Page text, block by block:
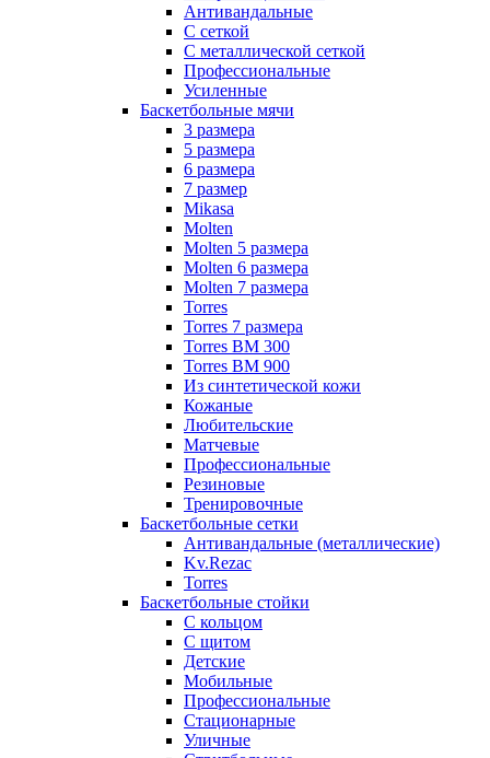
Антивандальные
С сеткой
С металлической сеткой
Профессиональные
Усиленные
Баскетбольные мячи
3 размера
5 размера
6 размера
7 размер
Mikasa
Molten
Molten 5 размера
Molten 6 размера
Molten 7 размера
Torres
Torres 7 размера
Torres BM 300
Torres BM 900
Из синтетической кожи
Кожаные
Любительские
Матчевые
Профессиональные
Резиновые
Тренировочные
Баскетбольные сетки
Антивандальные (металлические)
Kv.Rezac
Torres
Баскетбольные стойки
С кольцом
С щитом
Детские
Мобильные
Профессиональные
Стационарные
Уличные